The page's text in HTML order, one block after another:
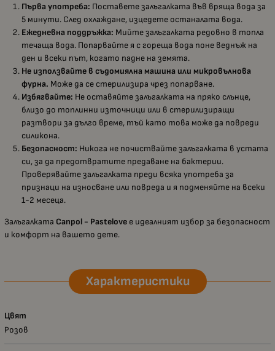
Първа употреба: Поставете залъгалката във вряща вода за
5 минути. След охлаждане, изцедете останалата вода.
Ежедневна поддръжка: Мийте залъгалката редовно в топла
течаща вода. Попарвайте я с гореща вода поне веднъж на
ден и всеки път, когато падне на земята.
Не използвайте в съдомиялна машина или микровълнова
фурна. Може да се стерилизира чрез попарване.
Избягвайте: Не оставяйте залъгалката на пряко слънце,
близо до топлинни източници или в стерилизиращи
разтвори за дълго време, тъй като това може да повреди
силикона.
Безопасност: Никога не почиствайте залъгалката в устата
си, за да предотвратите предаване на бактерии.
Проверявайте залъгалката преди всяка употреба за
признаци на износване или повреда и я подменяйте на всеки
1-2 месеца.
Залъгалката Canpol - Pastelove е идеалният избор за безопасност
и комфорт на вашето дете.
Характеристики
Цвят
Розов